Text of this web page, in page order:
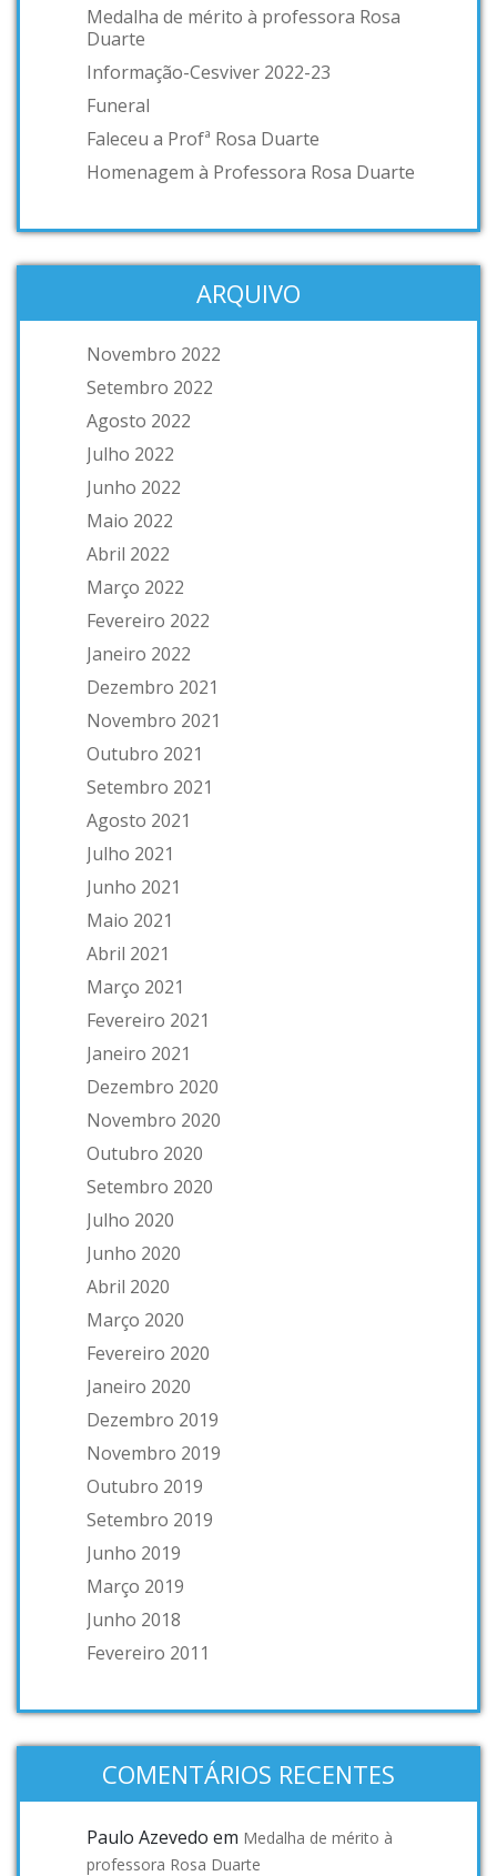
Medalha de mérito à professora Rosa
Duarte
Informação-Cesviver 2022-23
Funeral
Faleceu a Profª Rosa Duarte
Homenagem à Professora Rosa Duarte
ARQUIVO
Novembro 2022
Setembro 2022
Agosto 2022
Julho 2022
Junho 2022
Maio 2022
Abril 2022
Março 2022
Fevereiro 2022
Janeiro 2022
Dezembro 2021
Novembro 2021
Outubro 2021
Setembro 2021
Agosto 2021
Julho 2021
Junho 2021
Maio 2021
Abril 2021
Março 2021
Fevereiro 2021
Janeiro 2021
Dezembro 2020
Novembro 2020
Outubro 2020
Setembro 2020
Julho 2020
Junho 2020
Abril 2020
Março 2020
Fevereiro 2020
Janeiro 2020
Dezembro 2019
Novembro 2019
Outubro 2019
Setembro 2019
Junho 2019
Março 2019
Junho 2018
Fevereiro 2011
COMENTÁRIOS RECENTES
Paulo Azevedo em Medalha de mérito à
professora Rosa Duarte